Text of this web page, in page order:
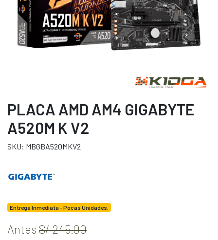
PLACA AMD AM4 GIGABYTE
A520M K V2
SKU: MBGBA520MKV2
Entrega Inmediata - Pocas Unidades.
Antes S/ 245.00